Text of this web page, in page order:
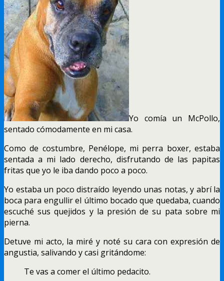
Yo comía un McPollo,
sentado cómodamente en mi casa.
Como de costumbre, Penélope, mi perra boxer, estaba
sentada a mi lado derecho, disfrutando de las papitas
fritas que yo le iba dando poco a poco.
Yo estaba un poco distraído leyendo unas notas, y abrí la
boca para engullir el último bocado que quedaba, cuando
escuché sus quejidos y la presión de su pata sobre mi
pierna.
Detuve mi acto, la miré y noté su cara con expresión de
angustia, salivando y casi gritándome:
Te vas a comer el último pedacito.